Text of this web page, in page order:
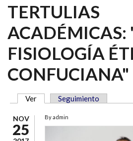
TERTULIAS
ACADÉMICAS:
FISIOLOGÍA
CONFUCIANA"
SOLAPAS
Ver (solapa activa)
Seguimiento
NOV
25
By admin